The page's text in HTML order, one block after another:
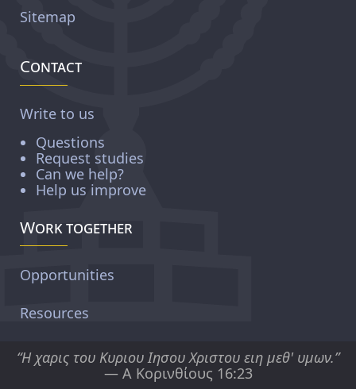
Sitemap
Contact
Write to us
Questions
Request studies
Can we help?
Help us improve
Work together
Opportunities
Resources
“Η χαρις του Κυριου Ιησου Χριστου ειη μεθ' υμων.”
— Α Κορινθίους 16:23